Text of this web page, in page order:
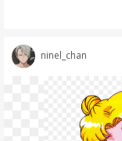
ninel_chan